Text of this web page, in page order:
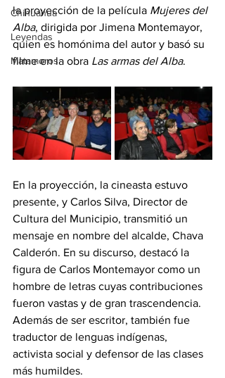
Chihuahua
Leyendas
Matamoros
la proyección de la película Mujeres del
Alba, dirigida por Jimena Montemayor,
quien es homónima del autor y basó su
filme en la obra Las armas del Alba.
En la proyección, la cineasta estuvo
presente, y Carlos Silva, Director de
Cultura del Municipio, transmitió un
mensaje en nombre del alcalde, Chava
Calderón. En su discurso, destacó la
figura de Carlos Montemayor como un
hombre de letras cuyas contribuciones
fueron vastas y de gran trascendencia.
Además de ser escritor, también fue
traductor de lenguas indígenas,
activista social y defensor de las clases
más humildes.